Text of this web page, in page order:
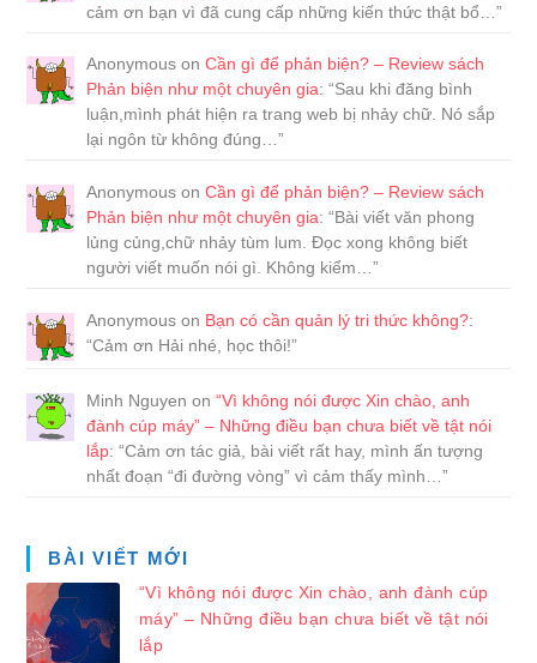
cảm ơn bạn vì đã cung cấp những kiến thức thật bổ…”
Anonymous onCần gì để phản biện? – Review sách
Phản biện như một chuyên gia: “Sau khi đăng bình
luận,mình phát hiện ra trang web bị nhảy chữ. Nó sắp
lại ngôn từ không đúng…”
Anonymous onCần gì để phản biện? – Review sách
Phản biện như một chuyên gia: “Bài viết văn phong
lủng củng,chữ nhảy tùm lum. Đọc xong không biết
người viết muốn nói gì. Không kiểm…”
Anonymous on Bạn có cần quản lý tri thức không?:
“Cảm ơn Hải nhé, học thôi!”
Minh Nguyen on“Vì không nói được Xin chào, anh
đành cúp máy” – Những điều bạn chưa biết về tật nói
lắp: “Cảm ơn tác giả, bài viết rất hay, mình ấn tượng
nhất đoạn “đi đường vòng” vì cảm thấy mình…”
BÀI VIẾT MỚI
“Vì không nói được Xin chào, anh đành cúp
máy” – Những điều bạn chưa biết về tật nói
lắp